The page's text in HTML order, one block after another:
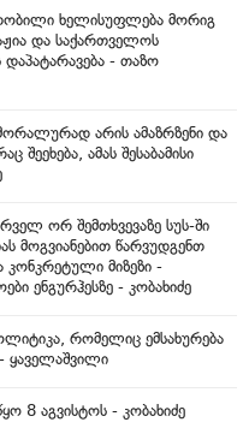
ხელისუფლება მორიგ
და საქართველოს
დაპატარავება - თაზო
არის ამაზრზენი და
შეეხება, ამას შესაბამისი
ორ შემთხვევაზე სუს-ში
მოგვიანებით წარვუდგენთ
კონკრეტული მიზეზი -
ენგურჰესზე - კობახიძე
რომელიც ემსახურება
ყაველაშვილი
8 აგვისტოს - კობახიძე